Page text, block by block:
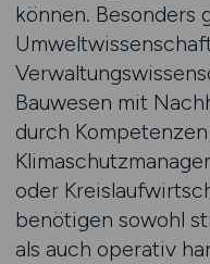
können. Besonders
Bauwesen mit
durch
oder
benötigen sowohl
als auch operativ